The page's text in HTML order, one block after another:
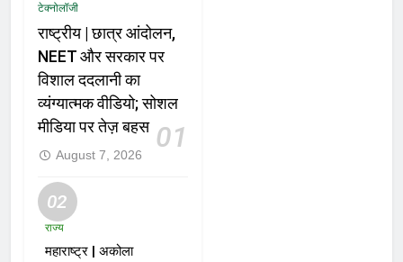
टेक्नोलॉजी
राष्ट्रीय | छात्र आंदोलन,
NEET और सरकार पर
विशाल ददलानी का
व्यंग्यात्मक वीडियो; सोशल
मीडिया पर तेज़ बहस 01
August 7, 2026
02
राज्य
महाराष्ट्र | अकोला